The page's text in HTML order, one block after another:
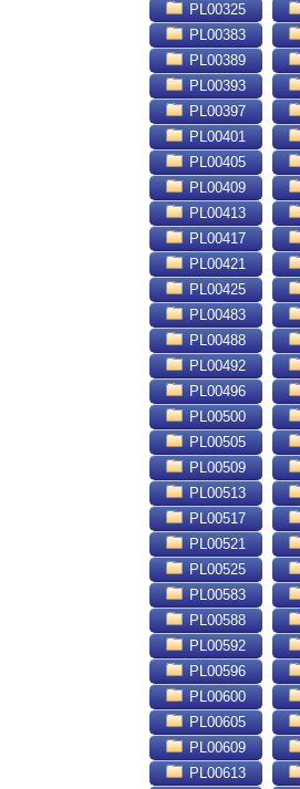
PL00325
PL00383
PL00389
PL00393
PL00397
PL00401
PL00405
PL00409
PL00413
PL00417
PL00421
PL00425
PL00483
PL00488
PL00492
PL00496
PL00500
PL00505
PL00509
PL00513
PL00517
PL00521
PL00525
PL00583
PL00588
PL00592
PL00596
PL00600
PL00605
PL00609
PL00613